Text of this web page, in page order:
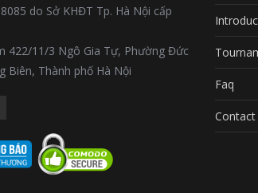
do Sở KHĐT Tp. Hà Nội cấp
422/11/3 Ngô Gia Tự, Phường Đức
Biên, Thành phố Hà Nội
Faq
Contact